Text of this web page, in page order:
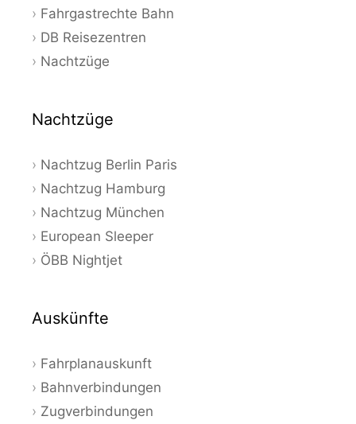
Fahrgastrechte Bahn
DB Reisezentren
Nachtzüge
Nachtzüge
Nachtzug Berlin Paris
Nachtzug Hamburg
Nachtzug München
European Sleeper
ÖBB Nightjet
Auskünfte
Fahrplanauskunft
Bahnverbindungen
Zugverbindungen